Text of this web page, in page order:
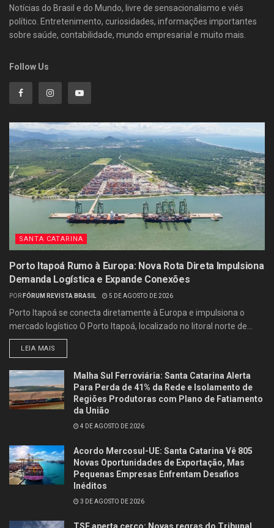
Notícias do Brasil e do Mundo, livre de sensacionalismo e viés
político. Entretenimento, curiosidades, informações importantes
sobre saúde, contabilidade, mundo empresarial e muito mais.
Follow Us
SANTA CATARINA
Porto Itapoá Rumo à Europa: Nova Rota Direta Impulsiona
Demanda Logística e Expande Conexões
POR FÓRUM REVISTA BRASIL 5 DE AGOSTO DE 2026
Porto Itapoá se conecta diretamente à Europa e impulsiona o
mercado logístico O Porto Itapoá, localizado no litoral norte de...
LEIA MAIS
Malha Sul Ferroviária: Santa Catarina Alerta
Para Perda de 41% da Rede e Isolamento de
Regiões Produtoras com Plano de Fatiamento
da União
4 DE AGOSTO DE 2026
Acordo Mercosul-UE: Santa Catarina Vê 805
Novas Oportunidades de Exportação, Mas
Pequenas Empresas Enfrentam Desafios
Inéditos
3 DE AGOSTO DE 2026